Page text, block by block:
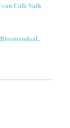
Café Valk